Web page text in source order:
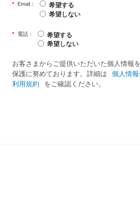
* Email：
希望する
希望しない
* 電話：
希望する
希望しない
お客さまからご提供いただいた個人情報
保護に努めております。詳細は
個人情
利用規約
をご確認ください。